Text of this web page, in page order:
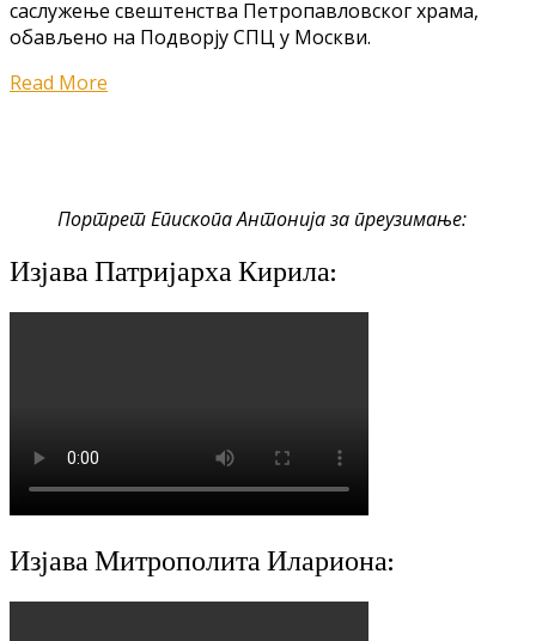
саслужење свештенства Петропавловског храма,
обављено на Подворју СПЦ у Москви.
Read More
Портрет Епископа Антонија за преузимање:
Изјава Патријарха Кирила:
Изјава Митрополита Илариона: